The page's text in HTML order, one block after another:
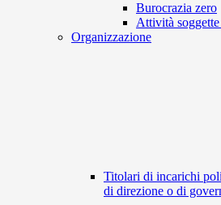
Burocrazia zero
Attività
Organizzazione
Titolari di incarichi
di direzione o di